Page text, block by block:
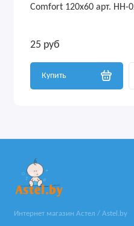
Comfort 120х60 арт. НН-
25 руб
Купить
Интернет магазин Астел / Astel.by